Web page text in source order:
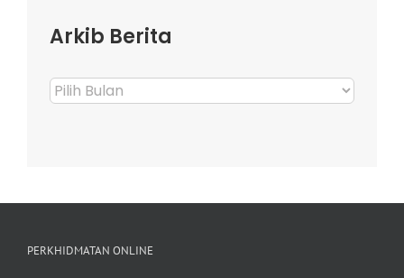
Arkib Berita
Arkib
Berita
PERKHIDMATAN ONLINE